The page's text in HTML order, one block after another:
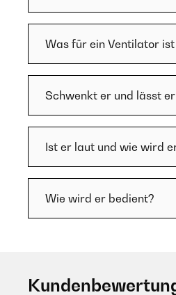
Was für ein Ventilator
Schwenkt er und lässt
Ist er laut und wie wird
Wie wird er bedient?